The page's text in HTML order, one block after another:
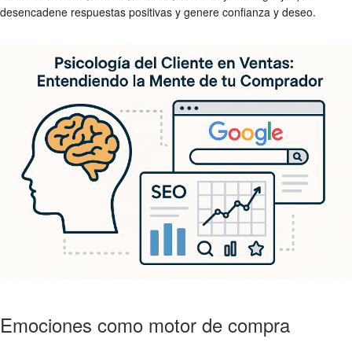
desencadene respuestas positivas y genere confianza y deseo.
Emociones como motor de compra